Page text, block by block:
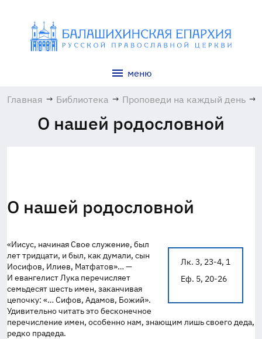
меню
Главная → Библиотека → Проповеди на каждый день →
О нашей родословной
О нашей родословной
Лк. 3, 23-4, 1
Еф. 5, 20-26
«Иисус, начиная Свое служение, был
лет тридцати, и был, как думали, сын
Иосифов, Илиев, Матфатов»… —
И евангелист Лука перечисляет
семьдесят шесть имен, заканчивая
цепочку: «… Сифов, Адамов, Божий».
Удивительно читать это бесконечное
перечисление имен, особенно нам, знающим лишь своего деда,
редко прадеда.